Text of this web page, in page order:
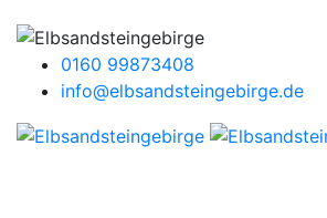
unserer Webseite
verarbeiten. Bitte beachten
Sie, dass einige Anbieter Ihre
berechtigtem Interesse
0160 99873408
info@elbsandsteingebirge.de